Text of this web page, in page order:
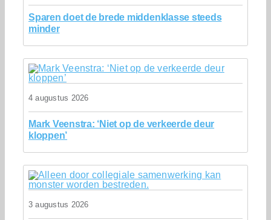
Sparen doet de brede middenklasse steeds
minder
4 augustus 2026
Mark Veenstra: ‘Niet op de verkeerde deur
kloppen’
3 augustus 2026